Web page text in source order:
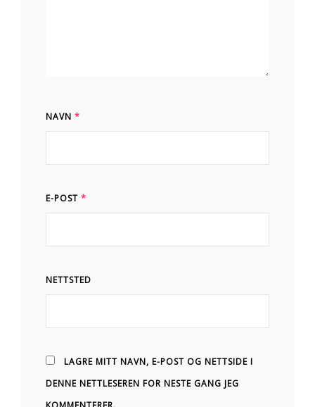
NAVN *
E-POST *
NETTSTED
LAGRE MITT NAVN, E-POST OG NETTSIDE I
DENNE NETTLESEREN FOR NESTE GANG JEG